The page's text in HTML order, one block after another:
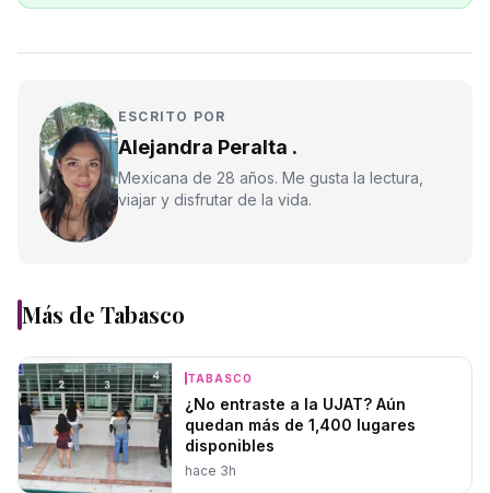
ESCRITO POR
Alejandra Peralta .
Mexicana de 28 años. Me gusta la lectura,
viajar y disfrutar de la vida.
Más de Tabasco
TABASCO
¿No entraste a la UJAT? Aún
quedan más de 1,400 lugares
disponibles
hace 3h